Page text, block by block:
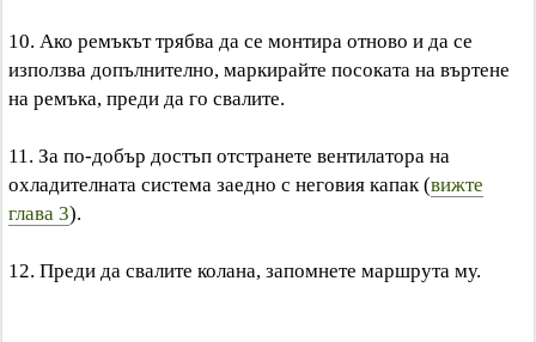
10. Ако ремъкът трябва да се монтира отново и да се
използва допълнително, маркирайте посоката на въртене
на ремъка, преди да го свалите.
11. За по-добър достъп отстранете вентилатора на
охладителната система заедно с неговия капак (вижте
глава 3).
12. Преди да свалите колана, запомнете маршрута му.